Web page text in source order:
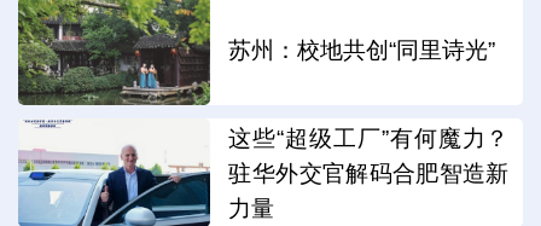
苏州：校地共创“同里诗光”
这些“超级工厂”有何魔力？
驻华外交官解码合肥智造新
力量